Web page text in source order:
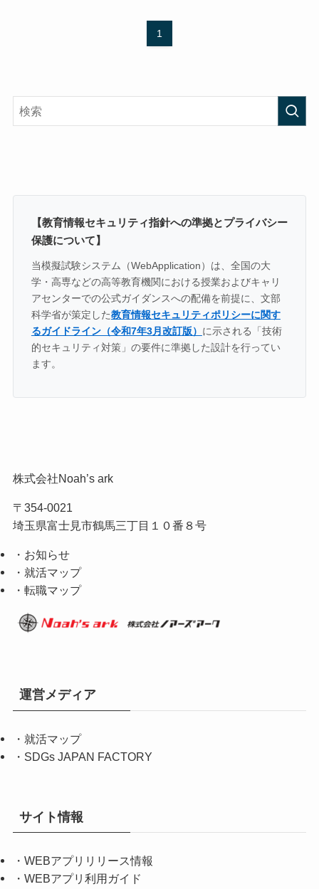
1
【教育情報セキュリティ指針への準拠とプライバシー
保護について】
当模擬試験システム（WebApplication）は、全国の大
学・高専などの高等教育機関における授業およびキャリ
アセンターでの公式ガイダンスへの配備を前提に、文部
科学省が策定した教育情報セキュリティポリシーに関す
るガイドライン（令和7年3月改訂版） に示される「技術
的セキュリティ対策」の要件に準拠した設計を行ってい
ます。
株式会社Noah’s ark
〒354-0021
埼玉県富士見市鶴馬三丁目１０番８号
・お知らせ
・就活マップ
・転職マップ
運営メディア
・ 就活マップ
・ SDGs JAPAN FACTORY
サイト情報
・ WEBアプリリリース情報
・ WEBアプリ利用ガイド